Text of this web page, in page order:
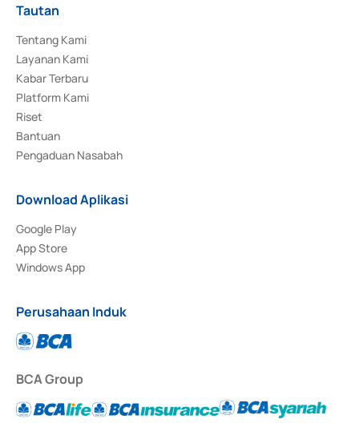
Tautan
Tentang Kami
Layanan Kami
Kabar Terbaru
Platform Kami
Riset
Bantuan
Pengaduan Nasabah
Download Aplikasi
Google Play
App Store
Windows App
Perusahaan Induk
BCA Group